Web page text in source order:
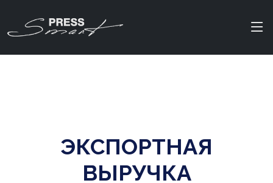
ЭКСПОРТНАЯ
ВЫРУЧКА